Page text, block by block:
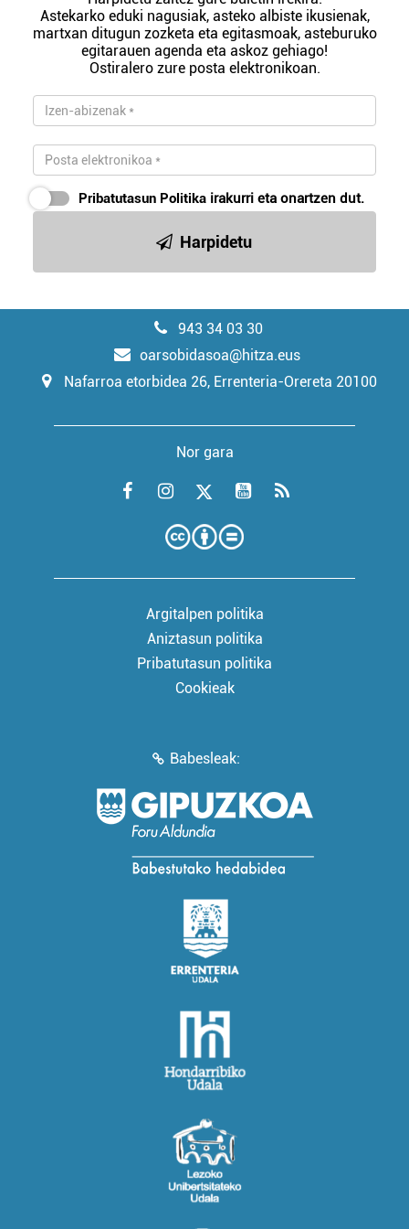
Astekarko eduki nagusiak, asteko albiste ikusienak,
martxan ditugun zozketa eta egitasmoak, asteburuko
egitarauen agenda eta askoz gehiago!
Ostiralero zure posta elektronikoan.
Pribatutasun Politika irakurri eta onartzen dut.
Harpidetu
943 34 03 30
oarsobidasoa@hitza.eus
Nafarroa etorbidea 26, Errenteria-Orereta 20100
Nor gara
Argitalpen politika
Aniztasun politika
Pribatutasun politika
Cookieak
Babesleak: